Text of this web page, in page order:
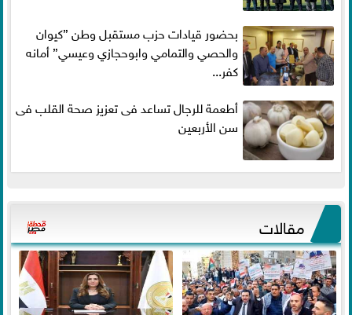
بحضور قيادات حزب مستقبل وطن ”كيوان
والحصي والتمامي وابوحجازي وعيسي” أمانه
كفر...
أطعمة للرجال تساعد فى تعزيز صحة القلب فى
سن الأربعين
مقالات